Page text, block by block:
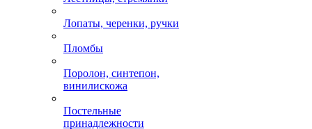
Лопаты, черенки, ручки
Пломбы
Поролон, синтепон,
винилискожа
Постельные
принадлежности